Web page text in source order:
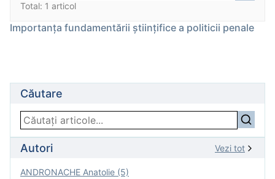
Total: 1 articol
Importanţa fundamentării ştiinţifice a politicii penale
Căutare
Autori Vezi tot
ANDRONACHE Anatolie (5)